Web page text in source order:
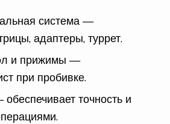
система —
адаптеры, туррет.
и прижимы —
при пробивке.
точность и